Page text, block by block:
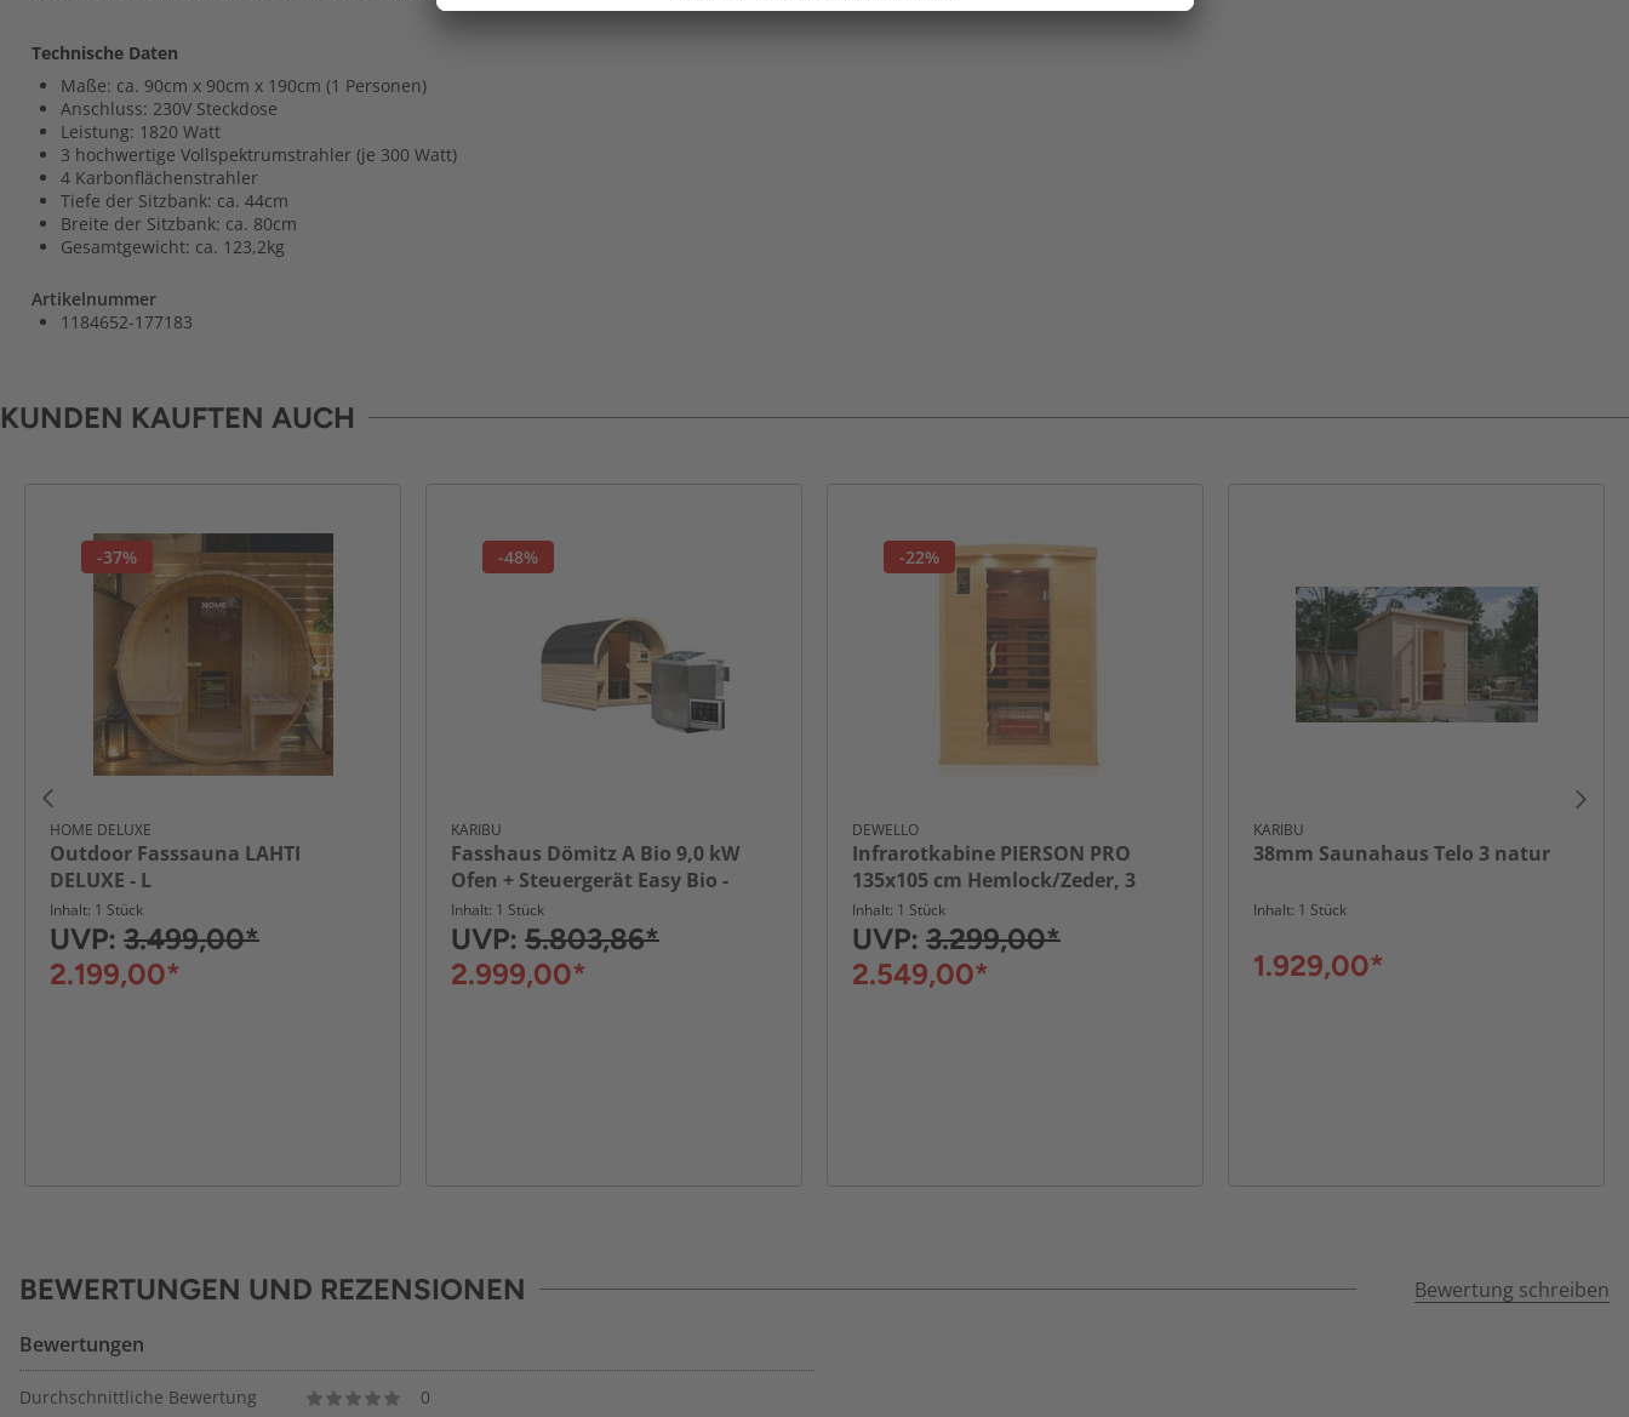
Technische Daten
Maße: ca. 90cm x 90cm x 190cm (1 Personen)
Anschluss: 230V Steckdose
Leistung: 1820 Watt
3 hochwertige Vollspektrumstrahler (je 300 Watt)
4 Karbonflächenstrahler
Tiefe der Sitzbank: ca. 44cm
Breite der Sitzbank: ca. 80cm
Gesamtgewicht: ca. 123,2kg
Artikelnummer
1184652-177183
KUNDEN KAUFTEN AUCH
-37%
HOME DELUXE
Outdoor Fasssauna LAHTI
DELUXE - L
Inhalt: 1 Stück
UVP: 3.499,00*
2.199,00*
-48%
KARIBU
Fasshaus Dömitz A Bio 9,0 kW
Ofen + Steuergerät Easy Bio -
Made in Germany
Inhalt: 1 Stück
UVP: 5.803,86*
2.999,00*
-22%
DEWELLO
Infrarotkabine PIERSON PRO
135x105 cm Hemlock/Zeder, 3
Duo-Strahler, 1-2 Personen
Inhalt: 1 Stück
UVP: 3.299,00*
2.549,00*
KARIBU
38mm Saunahaus Telo 3 natur
Inhalt: 1 Stück
1.929,00*
BEWERTUNGEN UND REZENSIONEN Bewertung schreiben
Bewertungen
Durchschnittliche Bewertung 0